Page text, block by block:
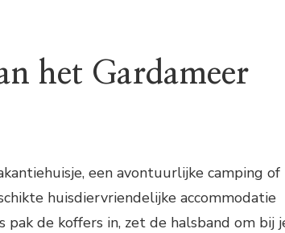
het Gardameer
een avontuurlijke camping of
huisdiervriendelijke accommodatie
pak de koffers in, zet de halsband om bij